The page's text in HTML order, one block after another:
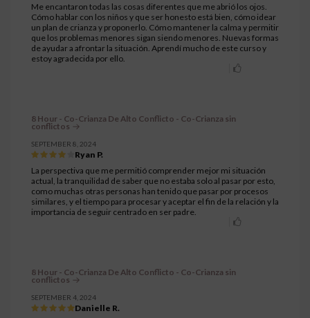
Me encantaron todas las cosas diferentes que me abrió los ojos.
Cómo hablar con los niños y que ser honesto está bien, cómo idear
un plan de crianza y proponerlo. Cómo mantener la calma y permitir
que los problemas menores sigan siendo menores. Nuevas formas
de ayudar a afrontar la situación. Aprendí mucho de este curso y
estoy agradecida por ello.
8 Hour - Co-Crianza De Alto Conflicto - Co-Crianza sin
conflictos
SEPTEMBER 8, 2024
Ryan P.
La perspectiva que me permitió comprender mejor mi situación
actual, la tranquilidad de saber que no estaba solo al pasar por esto,
como muchas otras personas han tenido que pasar por procesos
similares, y el tiempo para procesar y aceptar el fin de la relación y la
importancia de seguir centrado en ser padre.
8 Hour - Co-Crianza De Alto Conflicto - Co-Crianza sin
conflictos
SEPTEMBER 4, 2024
Danielle R.